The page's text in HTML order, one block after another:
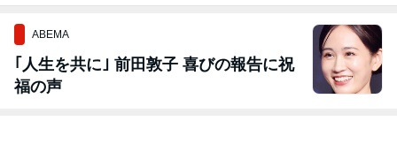
ABEMA
｢人生を共に｣ 前田敦子 喜びの報告に祝
福の声